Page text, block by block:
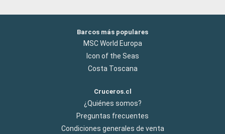
Barcos más populares
MSC World Europa
Icon of the Seas
Costa Toscana
Cruceros.cl
¿Quiénes somos?
Preguntas frecuentes
Condiciones generales de venta